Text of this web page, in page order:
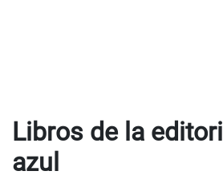
Libros de la
azul